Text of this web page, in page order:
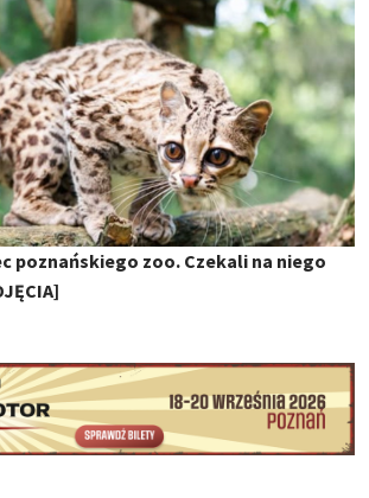
poznańskiego zoo. Czekali na niego